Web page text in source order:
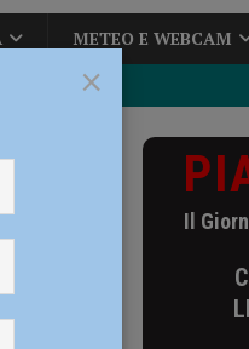
METEO E WEBCAM
di
Il
×